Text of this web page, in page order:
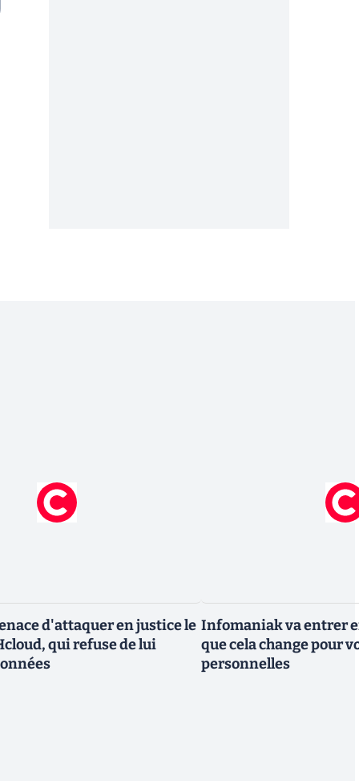
d'attaquer en justice le
qui refuse de lui
Infomaniak va entrer
que cela change pour
personnelles